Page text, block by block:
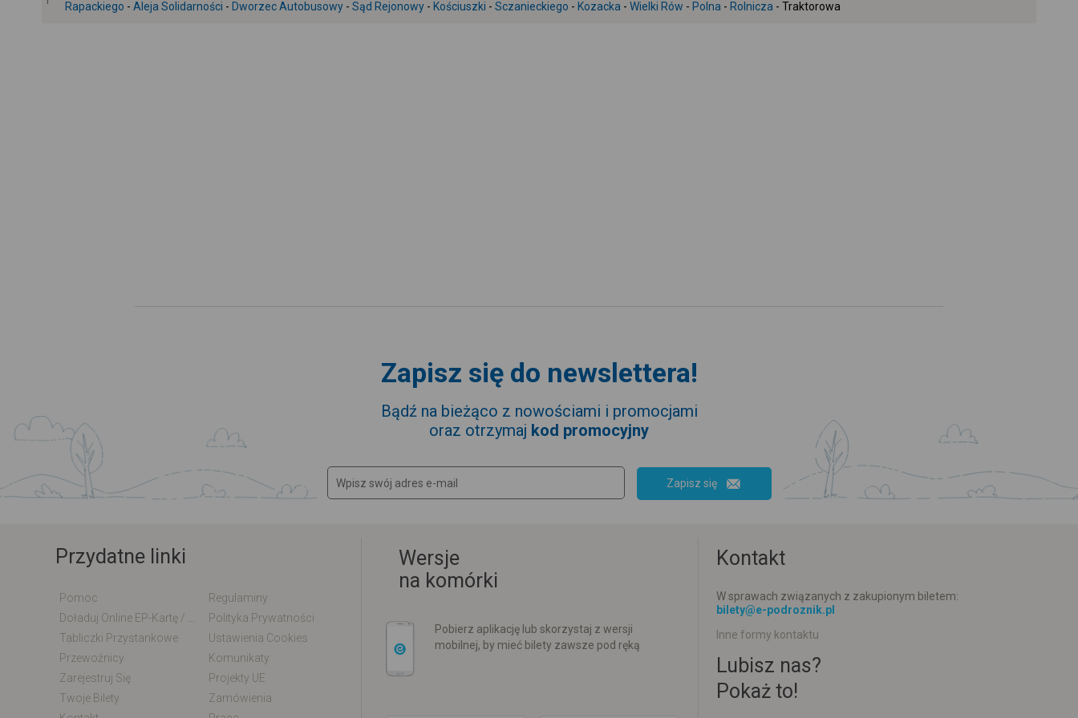
Rapackiego - Aleja Solidarności - Dworzec Autobusowy - Sąd Rejonowy - Kościuszki - Sczanieckiego - Kozacka - Wielki Rów - Polna - Rolnicza - Traktorowa
Zapisz się do newslettera!
Bądź na bieżąco z nowościami i promocjami
oraz otrzymaj kod promocyjny
Zapisz się
Przydatne linki
Pomoc
Regulaminy
Polityka Prywatności
Tabliczki Przystankowe
Ustawienia Cookies
Przewoźnicy
Komunikaty
Zarejestruj Się
Projekty UE
Twoje Bilety
Zamówienia
Wersje
na komórki
Pobierz aplikację lub skorzystaj z wersji
mobilnej, by mieć bilety zawsze pod ręką
Kontakt
W sprawach związanych z zakupionym biletem:
bilety@e-podroznik.pl
Inne formy kontaktu
Lubisz nas?
Pokaż to!